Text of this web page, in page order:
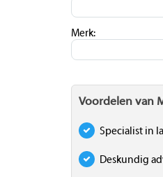
Merk:
Voordelen van
Specialist in
Deskundig